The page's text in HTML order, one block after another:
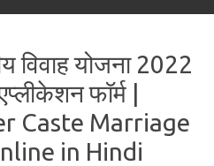
विवाह योजना 2022
फॉर्म |
Caste Marriage
in Hindi